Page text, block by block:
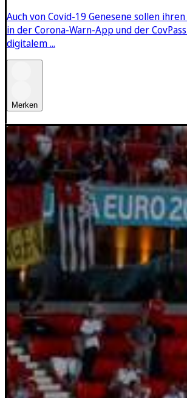
Auch von Covid-19 Genesene sollen ihren
in der Corona-Warn-App und der
digitalem ...
Merken